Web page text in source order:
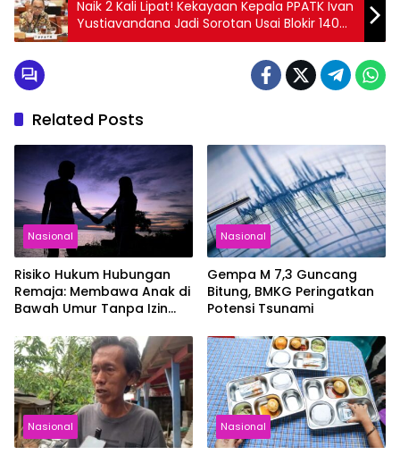
Naik 2 Kali Lipat! Kekayaan Kepala PPATK Ivan
Yustiavandana Jadi Sorotan Usai Blokir 140
Ribu Rekening
Related Posts
Nasional
Risiko Hukum Hubungan
Remaja: Membawa Anak di
Bawah Umur Tanpa Izin
Nasional
Gempa M 7,3 Guncang
Bitung, BMKG Peringatkan
Potensi Tsunami
Nasional Nasional